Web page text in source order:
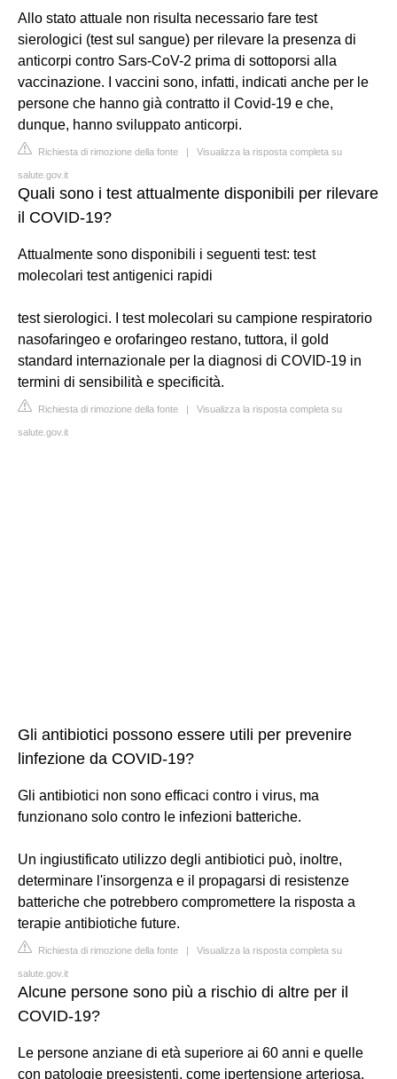
Allo stato attuale non risulta necessario fare test
sierologici (test sul sangue) per rilevare la presenza di
anticorpi contro Sars-CoV-2 prima di sottoporsi alla
vaccinazione. I vaccini sono, infatti, indicati anche per le
persone che hanno già contratto il Covid-19 e che,
dunque, hanno sviluppato anticorpi.
Richiesta di rimozione della fonte | Visualizza la risposta completa su
salute.gov.it
Quali sono i test attualmente disponibili per rilevare
il COVID-19?
Attualmente sono disponibili i seguenti test: test
molecolari test antigenici rapidi
test sierologici. I test molecolari su campione respiratorio
nasofaringeo e orofaringeo restano, tuttora, il gold
standard internazionale per la diagnosi di COVID-19 in
termini di sensibilità e specificità.
Richiesta di rimozione della fonte | Visualizza la risposta completa su
salute.gov.it
Gli antibiotici possono essere utili per prevenire
linfezione da COVID-19?
Gli antibiotici non sono efficaci contro i virus, ma
funzionano solo contro le infezioni batteriche.
Un ingiustificato utilizzo degli antibiotici può, inoltre,
determinare l'insorgenza e il propagarsi di resistenze
batteriche che potrebbero compromettere la risposta a
terapie antibiotiche future.
Richiesta di rimozione della fonte | Visualizza la risposta completa su
salute.gov.it
Alcune persone sono più a rischio di altre per il
COVID-19?
Le persone anziane di età superiore ai 60 anni e quelle
con patologie preesistenti, come ipertensione arteriosa,